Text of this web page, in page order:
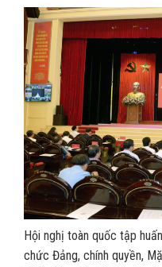
Hội nghị toàn quốc tập
chức Đảng, chính quyền,